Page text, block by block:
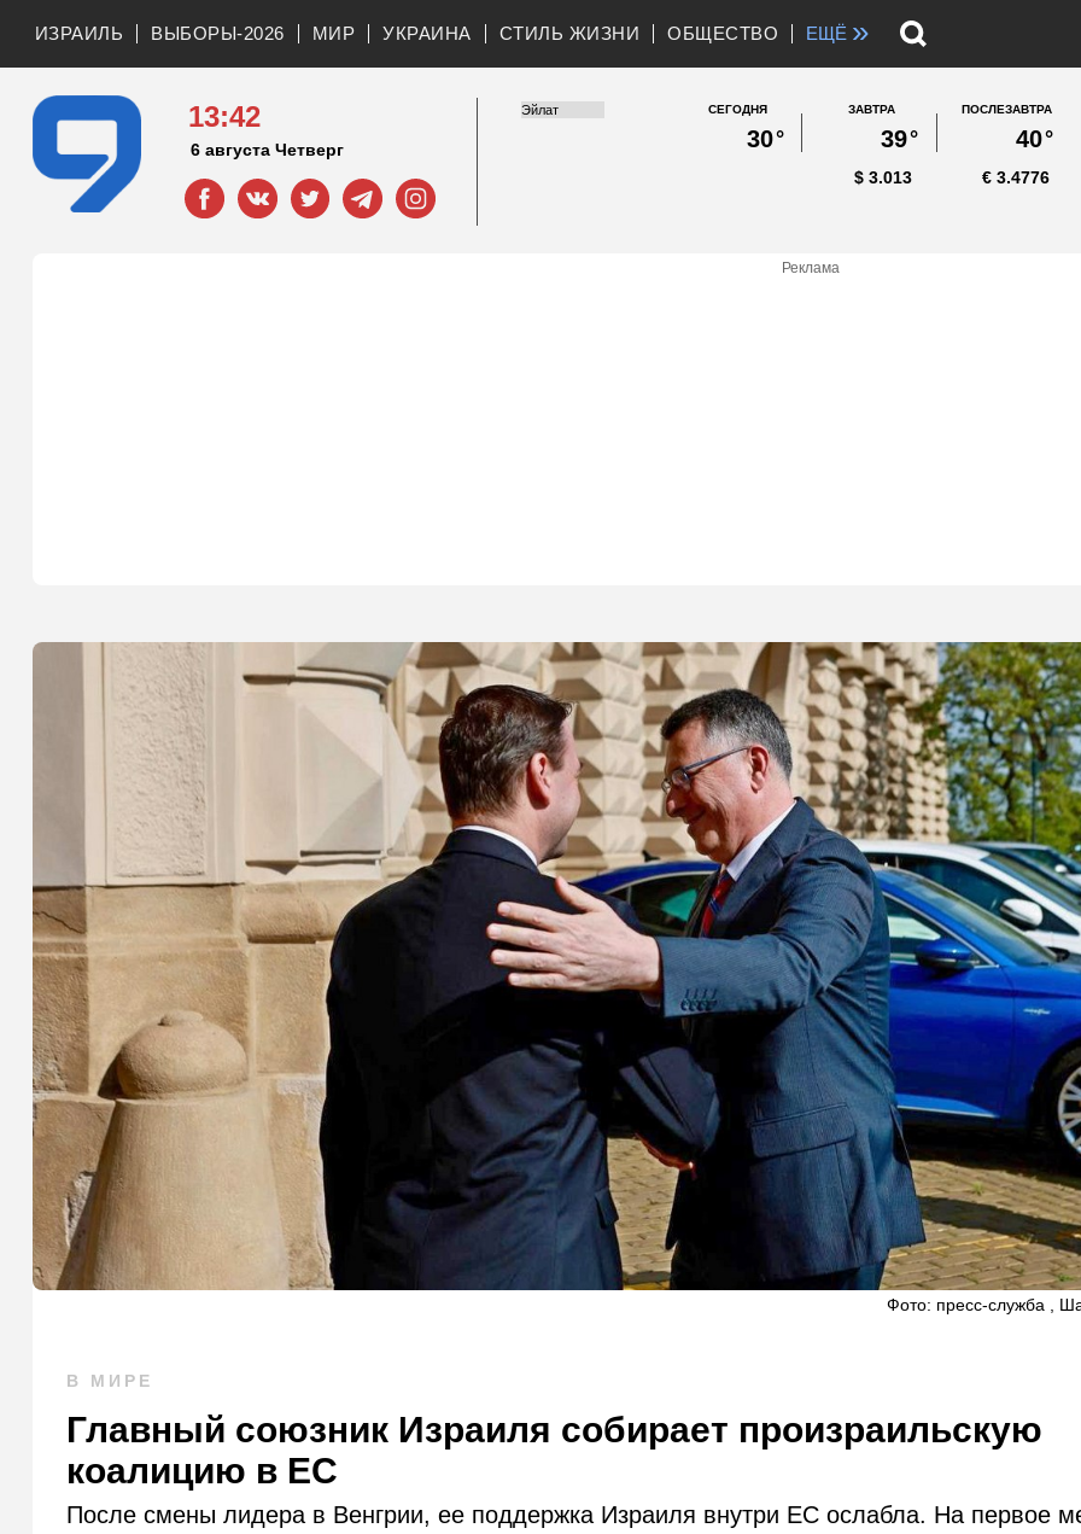
ИЗРАИЛЬ ВЫБОРЫ-2026 МИР УКРАИНА СТИЛЬ ЖИЗНИ ОБЩЕСТВО ЕЩЁ »
13:42
6 августа Четверг
СЕГОДНЯ
30°
ЗАВТРА
39°
ПОСЛЕЗАВТРА
40°
3.013
$ 3.4776
€
Реклама
Фото: пресс-служба ,
В МИРЕ
Главный союзник Израиля собирает произраильскую
коалицию в ЕС
После смены лидера в Венгрии, ее поддержка Израиля внутри ЕС ослабла. На первое